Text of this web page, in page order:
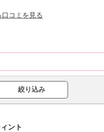
コミを見る
絞り込み
ント